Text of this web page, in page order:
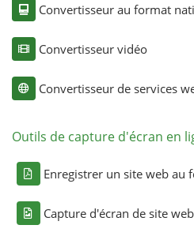
Convertisseur au format
Convertisseur vidéo
Convertisseur de services
Outils de capture d'écran en
Enregistrer un site web au
Capture d'écran de site